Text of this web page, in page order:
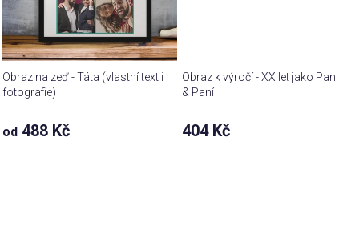
Obraz na zeď - Táta (vlastní text i
fotografie)
od 488 Kč
Obraz k výročí - XX let jako Pan
& Paní
404 Kč